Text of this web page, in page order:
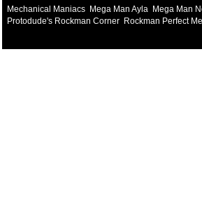
Mechanical Maniacs Mega Man Ayla Mega Man
Protodude's Rockman Corner
Rockman Perfect